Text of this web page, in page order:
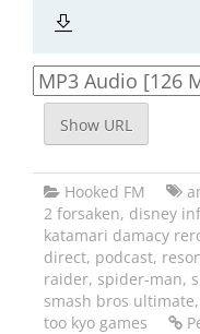
Show URL
Hooked FM
2 forsaken, disney
katamari damacy
direct, podcast,
raider, spider-man,
smash bros ultimate,
too kyo games